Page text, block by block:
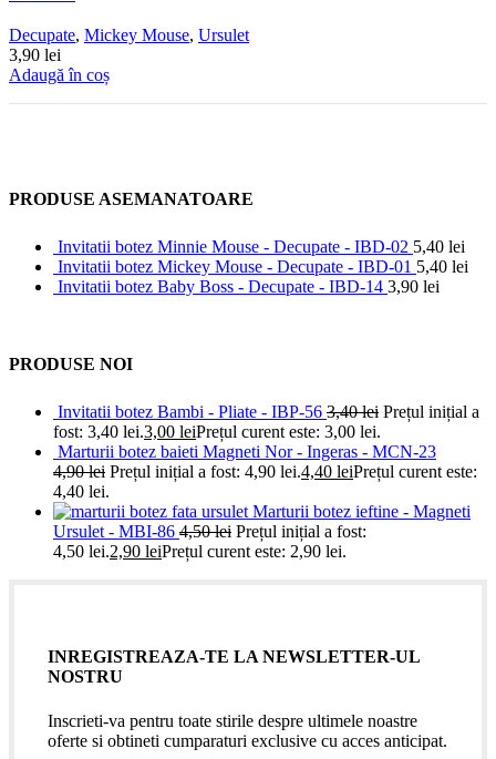
Decupate, Mickey Mouse, Ursulet
3,90 lei
Adaugă în coș
PRODUSE ASEMANATOARE
Invitatii botez Minnie Mouse - Decupate - IBD-02 5,40 lei
Invitatii botez Mickey Mouse - Decupate - IBD-01 5,40 lei
Invitatii botez Baby Boss - Decupate - IBD-14 3,90 lei
PRODUSE NOI
Invitatii botez Bambi - Pliate - IBP-56 3,40lei Prețul inițial a
fost: 3,40 lei.3,00 leiPrețul curent este: 3,00 lei.
Marturii botez baieti Magneti Nor - Ingeras - MCN-23
4,90lei Prețul inițial a fost: 4,90 lei.4,40 leiPrețul curent este:
4,40 lei.
Marturii botez ieftine - Magneti
Ursulet - MBI-86 4,50lei Prețul inițial a fost:
4,50 lei.2,90 leiPrețul curent este: 2,90 lei.
INREGISTREAZA-TE LA NEWSLETTER-UL
NOSTRU
Inscrieti-va pentru toate stirile despre ultimele noastre
oferte si obtineti cumparaturi exclusive cu acces anticipat.